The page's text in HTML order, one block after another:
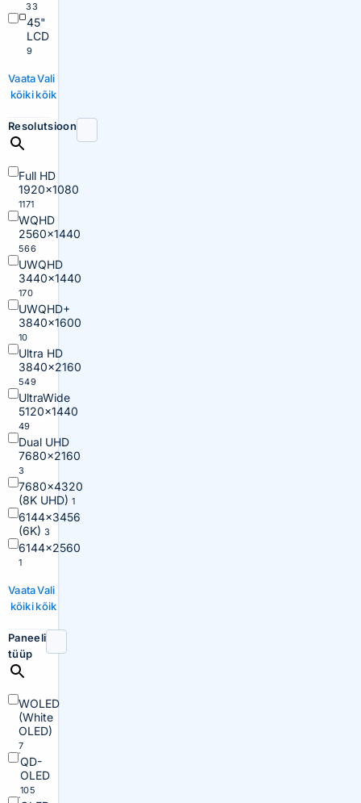
33
45"
LCD
9
Vaata
kõiki
Vali
kõik
Resolutsioon
Full HD
1920×1080
1171
WQHD
2560×1440
566
UWQHD
3440×1440
170
UWQHD+
3840×1600
10
Ultra HD
3840×2160
549
UltraWide
5120×1440
49
Dual UHD
7680×2160
3
7680×4320
(8K UHD) 1
6144×3456
(6K) 3
6144×2560
1
Vaata
kõiki
Vali
kõik
Paneeli
tüüp
WOLED
(White
OLED)
7
QD-
OLED
105